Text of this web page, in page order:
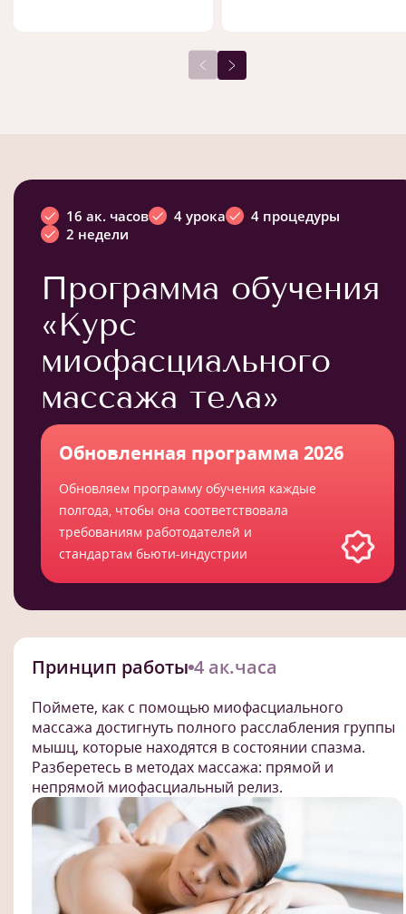
16 ак. часов 4 урока
4 процедуры
2 недели
Программа обучения
«Курс
миофасциального
массажа тела»
Обновленная программа 2026
Обновляем программу обучения каждые
полгода, чтобы она соответствовала
требованиям работодателей и
стандартам бьюти-индустрии
Принцип работы 4 ак.часа
Поймете, как с помощью миофасциального
массажа достигнуть полного расслабления группы
мышц, которые находятся в состоянии спазма.
Разберетесь в методах массажа: прямой и
непрямой миофасциальный релиз.